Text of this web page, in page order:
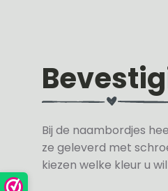
Bij de naambordjes
ze geleverd met
kiezen welke kleur u